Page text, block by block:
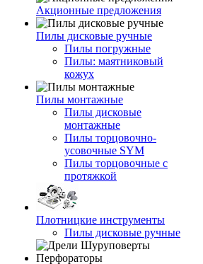
Акционные предложения
Пилы дисковые ручные
Пилы погружные
Пилы: маятниковый
кожух
Пилы монтажные
Пилы дисковые
монтажные
Пилы торцовочно-
усовочные SYM
Пилы торцовочные с
протяжкой
Плотницкие инструменты
Пилы дисковые ручные